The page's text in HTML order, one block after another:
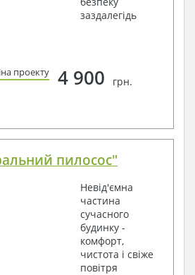
заздалегідь
проекту 4 900 грн.
пилосос"
Невід'ємна
частина
сучасного
будинку -
комфорт,
чистота і свіже
повітря